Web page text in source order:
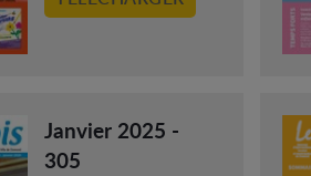
Janvier 2025 -
305